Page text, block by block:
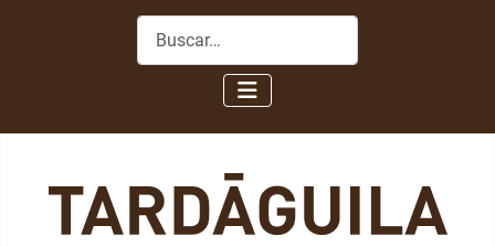
Buscar